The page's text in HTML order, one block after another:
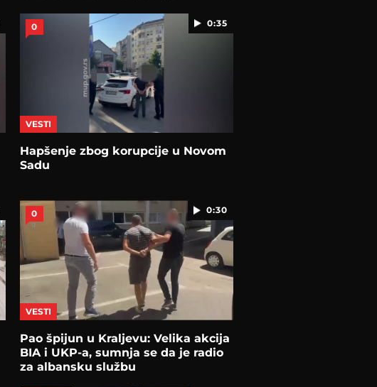
0:35
0
VESTI
Hapšenje zbog korupcije u Novom
Sadu
0:30
0
VESTI
Pao špijun u Kraljevu: Velika akcija
BIA i UKP-a, sumnja se da je radio
za albansku službu